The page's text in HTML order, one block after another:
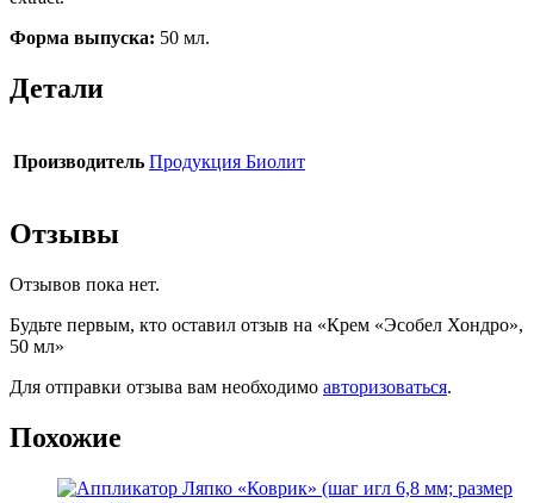
Форма выпуска: 50 мл.
Детали
Производитель Продукция Биолит
Отзывы
Отзывов пока нет.
Будьте первым, кто оставил отзыв на «Крем «Эсобел Хондро»,
50 мл»
Для отправки отзыва вам необходимо авторизоваться.
Похожие